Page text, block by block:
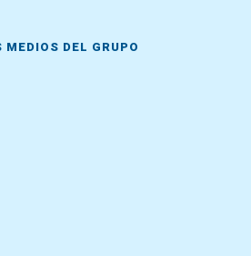
MEDIOS DEL GRUPO